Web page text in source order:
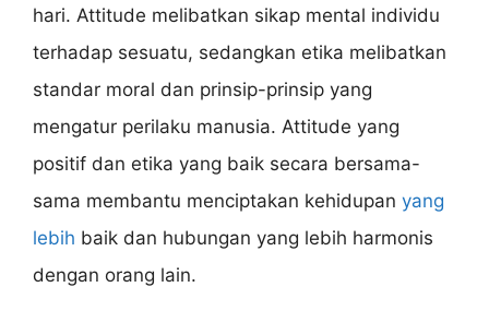
hari. Attitude melibatkan sikap mental individu
terhadap sesuatu, sedangkan etika melibatkan
standar moral dan prinsip-prinsip yang
mengatur perilaku manusia. Attitude yang
positif dan etika yang baik secara bersama-
sama membantu menciptakan kehidupan yang
lebih baik dan hubungan yang lebih harmonis
dengan orang lain.